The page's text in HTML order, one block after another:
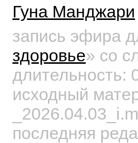
Гуна Манджари
запись эфира
здоровье» со
длительность:
исходный
последняя